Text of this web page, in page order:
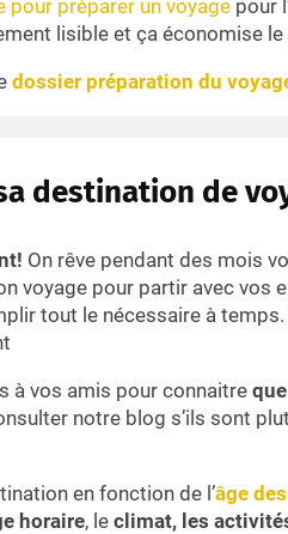
pour préparer un voyage pour
lisible et ça économise le
dossier préparation du
destination de
On rêve pendant des mois
voyage pour partir avec vos
tout le nécessaire à
à vos amis pour connaitre
notre blog s’ils sont
en fonction de l’âge
horaire, le climat, les